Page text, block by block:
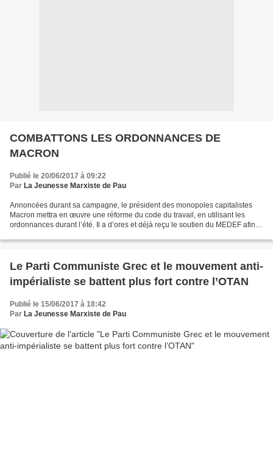
COMBATTONS LES ORDONNANCES DE
MACRON
Publié le 20/06/2017 à 09:22
Par La Jeunesse Marxiste de Pau
Annoncées durant sa campagne, le président des monopoles capitalistes
Macron mettra en œuvre une réforme du code du travail, en utilisant les
ordonnances durant l’été. Il a d’ores et déjà reçu le soutien du MEDEF afin
Le Parti Communiste Grec et le mouvement anti-
impérialiste se battent plus fort contre l’OTAN
Publié le 15/06/2017 à 18:42
Par La Jeunesse Marxiste de Pau